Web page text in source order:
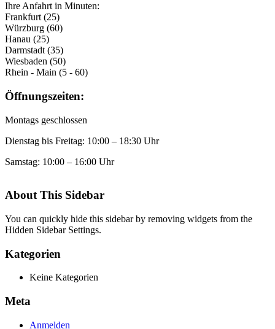
Ihre Anfahrt in Minuten:
Frankfurt (25)
Würzburg (60)
Hanau (25)
Darmstadt (35)
Wiesbaden (50)
Rhein - Main (5 - 60)
Öffnungszeiten:
Montags geschlossen
Dienstag bis Freitag: 10:00 – 18:30 Uhr
Samstag: 10:00 – 16:00 Uhr
About This Sidebar
You can quickly hide this sidebar by removing widgets from the
Hidden Sidebar Settings.
Kategorien
Keine Kategorien
Meta
Anmelden